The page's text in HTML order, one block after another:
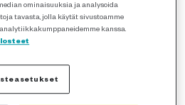
ominaisuuksia ja analysoida
tavasta, jolla käytät sivustoamme
kanssa.